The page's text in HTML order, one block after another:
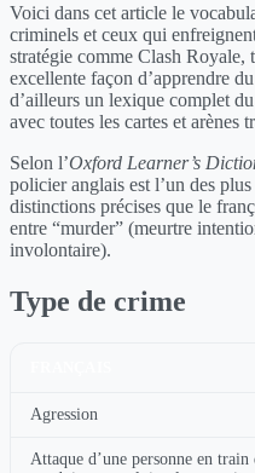
Voici dans cet article le
criminels et ceux qui
stratégie comme Clash Royale,
excellente façon d’apprendre
d’ailleurs un lexique complet du
avec toutes les cartes et arènes
Selon l’Oxford Learner’s
policier anglais est l’un des
distinctions précises que le
entre “murder” (meurtre
involontaire).
Type de crime
Agression
Attaque d’une personne en train